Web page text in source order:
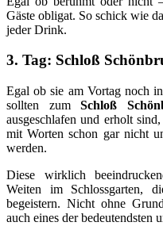
Gäste obligat. So schick wie
jeder Drink.
3. Tag: Schloß
Egal ob sie am Vortag noch
sollten zumSchloß
ausgeschlafen und erholt
mit Worten schon gar nicht
werden.
Diese wirklich
Weiten im Schlossgarten,
begeistern. Nicht ohne
auch eines der bedeutendsten